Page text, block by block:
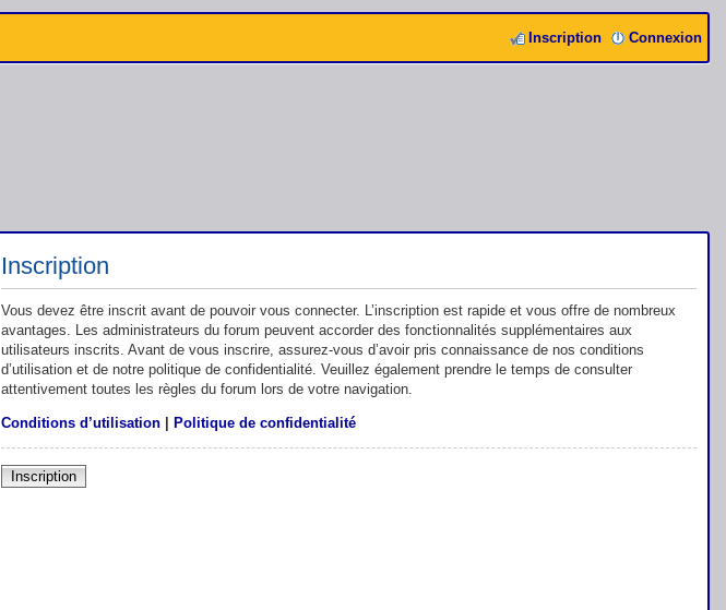
Connexion
Inscription
Inscription
Vous devez être inscrit avant de pouvoir vous connecter. L’inscription est rapide et vous offre de nombreux
avantages. Les administrateurs du forum peuvent accorder des fonctionnalités supplémentaires aux
utilisateurs inscrits. Avant de vous inscrire, assurez-vous d’avoir pris connaissance de nos conditions
d’utilisation et de notre politique de confidentialité. Veuillez également prendre le temps de consulter
attentivement toutes les règles du forum lors de votre navigation.
Conditions d’utilisation| Politique de confidentialité
Inscription